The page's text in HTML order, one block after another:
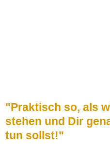
"Praktisch so, als
stehen und Dir
tun sollst!"